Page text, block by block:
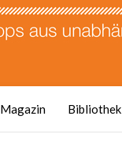
Magazin Bibliothek